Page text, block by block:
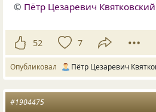
© Пётр Цезаревич Квятковский
52 7
Опубликовал Пётр Цезаревич
#1904475